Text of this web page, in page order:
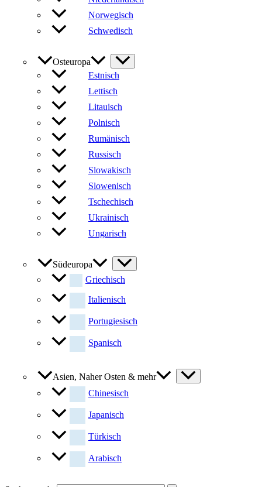
Norwegisch
Schwedisch
Osteuropa
Estnisch
Lettisch
Litauisch
Polnisch
Rumänisch
Russisch
Slowakisch
Slowenisch
Tschechisch
Ukrainisch
Ungarisch
Südeuropa
Griechisch
Italienisch
Portugiesisch
Spanisch
Asien, Naher Osten & mehr
Chinesisch
Japanisch
Türkisch
Arabisch